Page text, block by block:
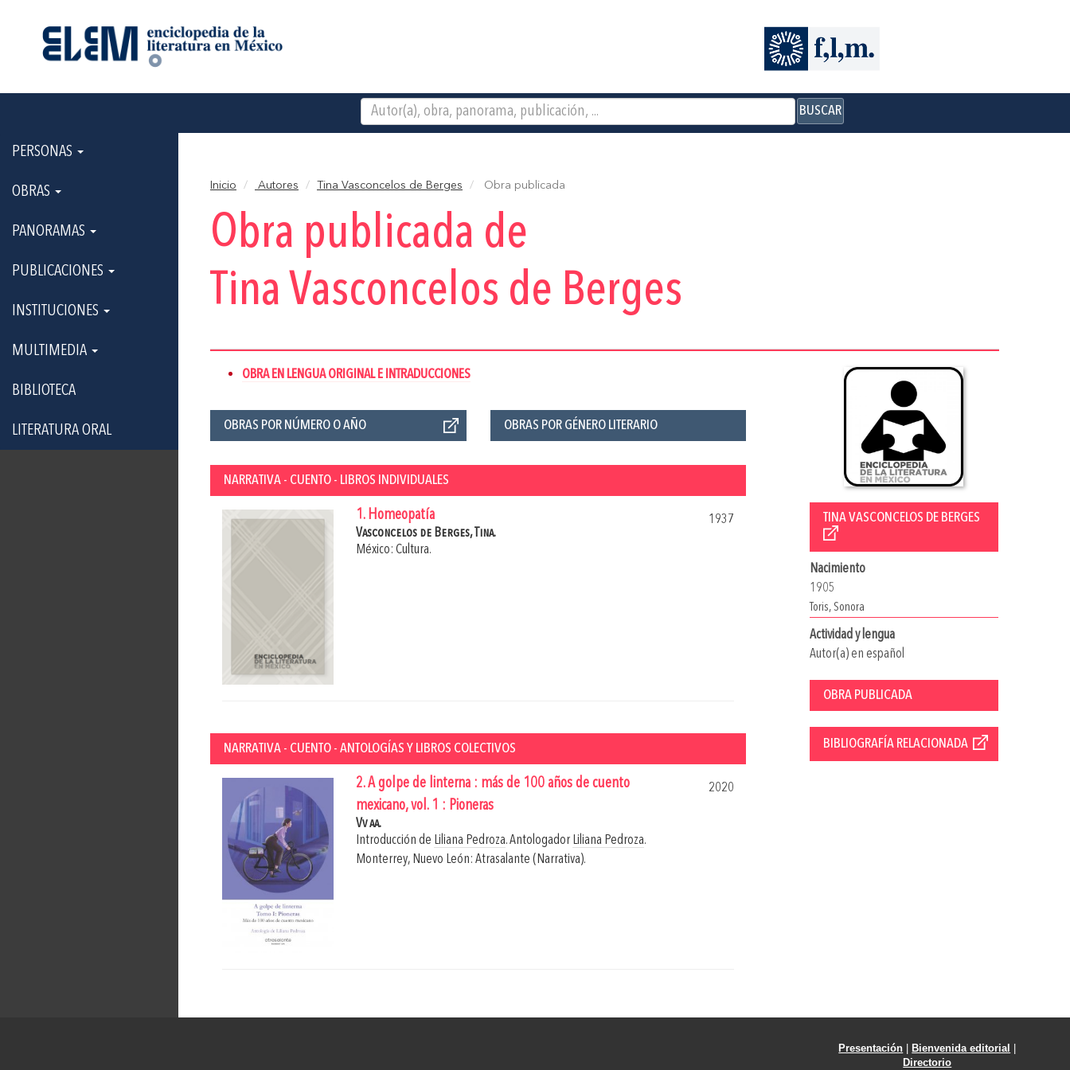
BUSCAR
PERSONAS
OBRAS
PANORAMAS
PUBLICACIONES
INSTITUCIONES
MULTIMEDIA
BIBLIOTECA
LITERATURA ORAL
Inicio Autores Tina Vasconcelos de Berges Obra publicada
Obra publicada de
Tina Vasconcelos de Berges
TINA VASCONCELOS DE BERGES
Nacimiento
1905
Toris, Sonora
Actividad y lengua
Autor(a) en español
OBRA PUBLICADA
BIBLIOGRAFÍA RELACIONADA
OBRA EN LENGUA ORIGINAL E INTRADUCCIONES
OBRAS POR NÚMERO O AÑO OBRAS POR GÉNERO LITERARIO
NARRATIVA - CUENTO - LIBROS INDIVIDUALES
1. Homeopatía
1937
Vasconcelos de Berges, Tina.
México: Cultura.
NARRATIVA - CUENTO - ANTOLOGÍAS Y LIBROS COLECTIVOS
2. A golpe de linterna : más de 100 años de cuento
mexicano, vol. 1 : Pioneras
2020
Vv aa.
Introducción de Liliana Pedroza. Antologador Liliana Pedroza.
Monterrey, Nuevo León: Atrasalante (Narrativa).
Presentación |Bienvenida editorial |
Directorio